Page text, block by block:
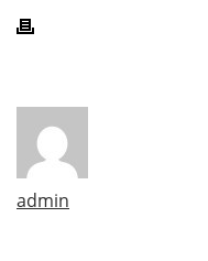
admin